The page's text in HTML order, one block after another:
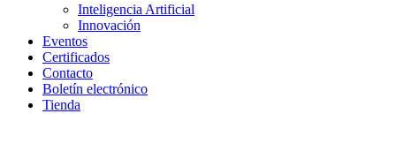
Inteligencia Artificial
Innovación
Eventos
Certificados
Contacto
Boletín electrónico
Tienda